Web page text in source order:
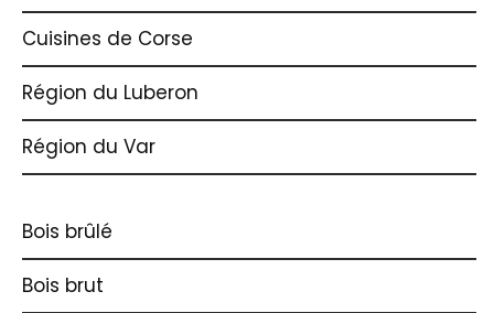
Cuisines de Corse
Région du Luberon
Région du Var
Bois brûlé
Bois brut